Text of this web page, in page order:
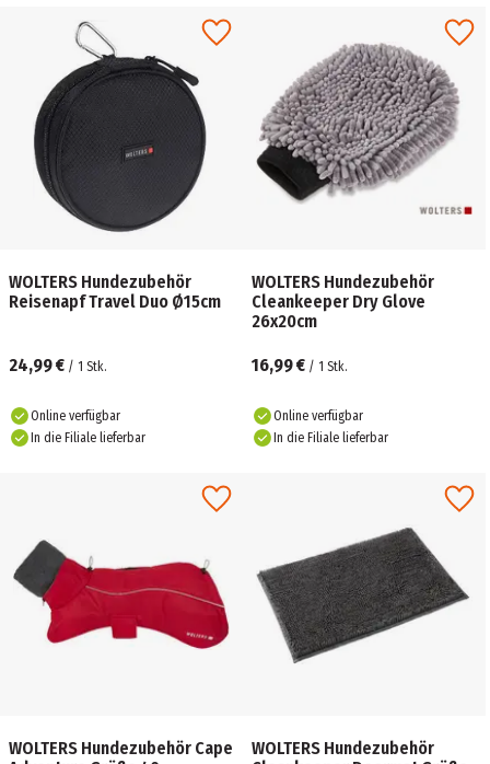
WOLTERS Hundezubehör
Reisenapf Travel Duo Ø15cm
24,99 € / 1 Stk.
Online verfügbar
In die Filiale lieferbar
WOLTERS Hundezubehör
Cleankeeper Dry Glove
26x20cm
16,99 € / 1 Stk.
Online verfügbar
In die Filiale lieferbar
WOLTERS Hundezubehör Cape
WOLTERS Hundezubehör